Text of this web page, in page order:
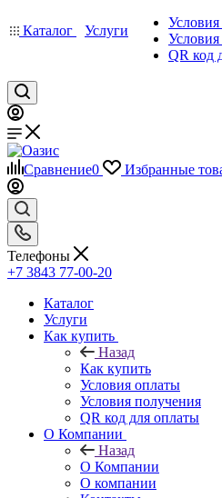
Каталог Услуги
QR код
Сравнение0 Избранные
Телефоны
+7 3843 77-00-20
Каталог
Услуги
Как купить
Назад
Как купить
Условия оплаты
Условия получения
QR код для оплаты
О Компании
Назад
О Компании
О компании